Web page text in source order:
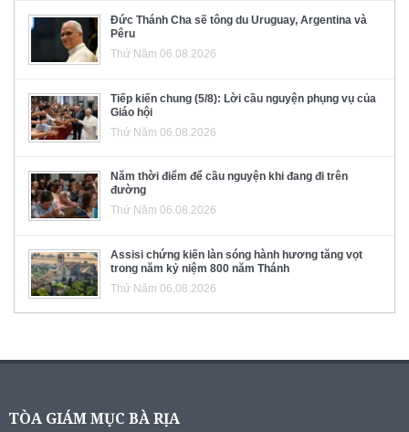
Đức Thánh Cha sẽ tông du Uruguay, Argentina và
Pêru
Thứ Năm 06.08.2026
Tiếp kiến chung (5/8): Lời cầu nguyện phụng vụ của
Giáo hội
Thứ Năm 06.08.2026
Năm thời điểm để cầu nguyện khi đang đi trên
đường
Thứ Năm 06.08.2026
Assisi chứng kiến làn sóng hành hương tăng vọt
trong năm kỷ niệm 800 năm Thánh
Thứ Năm 06.08.2026
TÒA GIÁM MỤC BÀ RỊA